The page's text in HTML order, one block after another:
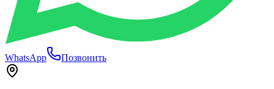
WhatsApp Позвонить